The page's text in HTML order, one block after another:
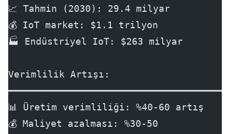
📈 Tahmin (2030): 29.4 milyar
💰 IoT market: $1.1 trilyon
🏭 Endüstriyel IoT: $263 milyar
Verimlilik Artışı:
📊 Üretim verimliliği: %40-60 artış
💰 Maliyet azalması: %30-50